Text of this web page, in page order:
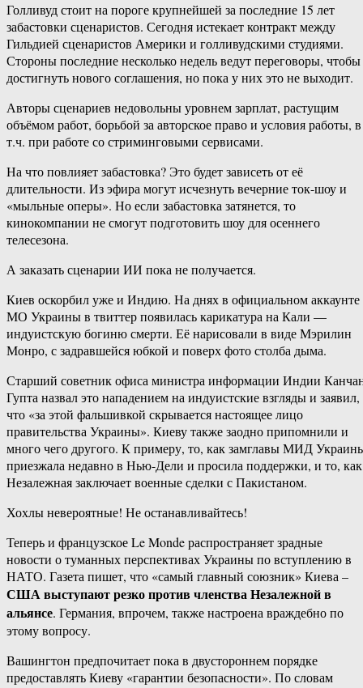
Голливуд стоит на пороге крупнейшей за последние 15 лет
забастовки сценаристов. Сегодня истекает контракт между
Гильдией сценаристов Америки и голливудскими студиями.
Стороны последние несколько недель ведут переговоры, чтобы
достигнуть нового соглашения, но пока у них это не выходит.
Авторы сценариев недовольны уровнем зарплат, растущим
объёмом работ, борьбой за авторское право и условия работы, в
т.ч. при работе со стриминговыми сервисами.
На что повлияет забастовка? Это будет зависеть от её
длительности. Из эфира могут исчезнуть вечерние ток-шоу и
«мыльные оперы». Но если забастовка затянется, то
кинокомпании не смогут подготовить шоу для осеннего
телесезона.
А заказать сценарии ИИ пока не получается.
Киев оскорбил уже и Индию. На днях в официальном аккаунте
МО Украины в твиттер появилась карикатура на Кали —
индуистскую богиню смерти. Её нарисовали в виде Мэрилин
Монро, с задравшейся юбкой и поверх фото столба дыма.
Старший советник офиса министра информации Индии
Гупта назвал это нападением на индуистские взгляды и заявил,
что «за этой фальшивкой скрывается настоящее лицо
правительства Украины». Киеву также заодно припомнили и
много чего другого. К примеру, то, как замглавы МИД
приезжала недавно в Нью-Дели и просила поддержки, и то, как
Незалежная заключает военные сделки с Пакистаном.
Хохлы невероятные! Не останавливайтесь!
Теперь и французское Le Monde распространяет зрадные
новости о туманных перспективах Украины по вступлению в
НАТО. Газета пишет, что «самый главный союзник» Киева –
США выступают резко против членства Незалежной в
альянсе. Германия, впрочем, также настроена враждебно по
этому вопросу.
Вашингтон предпочитает пока в двустороннем порядке
предоставлять Киеву «гарантии безопасности». По словам